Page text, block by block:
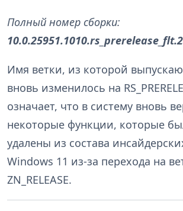
Полный номер сборки:
Имя ветки, из которой
вновь изменилось на
означает, что в систему вновь
некоторые функции, которые
удалены из состава
Windows 11 из-за перехода на
ZN_RELEASE.